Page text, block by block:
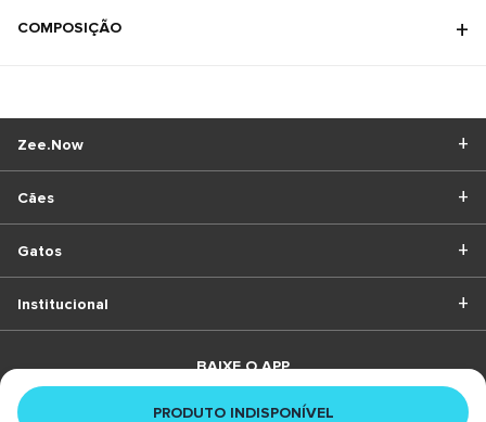
PRODUTO INDISPONÍVEL
COMPOSIÇÃO
Cães
Gatos
Zee.Now
Institucional
BAIXE O APP